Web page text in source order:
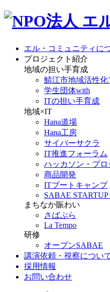
エル・コミュニティに
プロジェクト紹介
地域の担い手育成
鯖江市地域活性化
学生団体with
ITの担い手育成
地域×IT
Hana道場
Hana工房
サイバーサクラ
IT推進フォーラム
ハッカソン・プロ
商品開発
ITブートキャンプ
SABAE STARTUP
まちなか賑わい
さばぷら
La Tempo
研修
オープンSABAE
講演依頼・視察につい
採用情報
お問い合わせ